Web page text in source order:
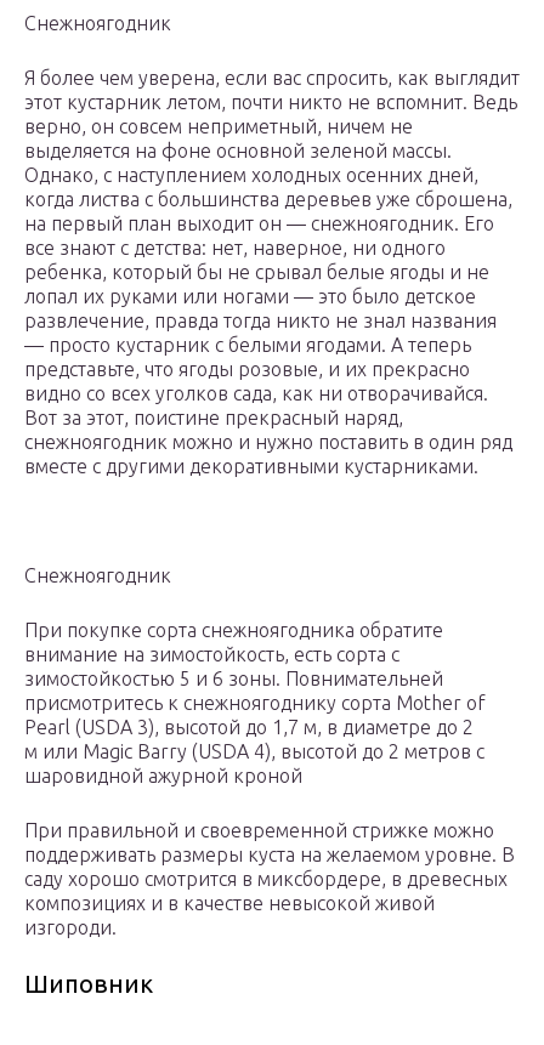
Снежноягодник
Я более чем уверена, если вас спросить, как выглядит
этот кустарник летом, почти никто не вспомнит. Ведь
верно, он совсем неприметный, ничем не
выделяется на фоне основной зеленой массы.
Однако, с наступлением холодных осенних дней,
когда листва с большинства деревьев уже сброшена,
на первый план выходит он — снежноягодник. Его
все знают с детства: нет, наверное, ни одного
ребенка, который бы не срывал белые ягоды и не
лопал их руками или ногами — это было детское
развлечение, правда тогда никто не знал названия
— просто кустарник с белыми ягодами. А теперь
представьте, что ягоды розовые, и их прекрасно
видно со всех уголков сада, как ни отворачивайся.
Вот за этот, поистине прекрасный наряд,
снежноягодник можно и нужно поставить в один ряд
вместе с другими декоративными кустарниками.
Снежноягодник
При покупке сорта снежноягодника обратите
внимание на зимостойкость, есть сорта с
зимостойкостью 5 и 6 зоны. Повнимательней
присмотритесь к снежноягоднику сорта Mother of
Pearl (USDA 3), высотой до 1,7 м, в диаметре до 2
м или Magic Barry (USDA 4), высотой до 2 метров с
шаровидной ажурной кроной
При правильной и своевременной стрижке можно
поддерживать размеры куста на желаемом уровне. В
саду хорошо смотрится в миксбордере, в древесных
композициях и в качестве невысокой живой
изгороди.
Шиповник